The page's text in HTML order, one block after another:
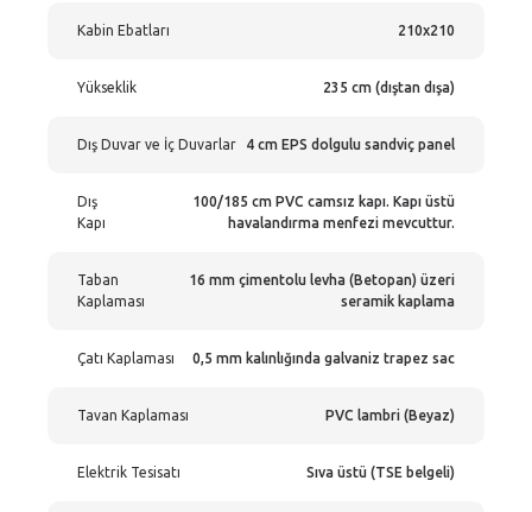
Kabin Ebatları 210x210
Yükseklik 235 cm (dıştan dışa)
Dış Duvar ve İç Duvarlar 4 cm EPS dolgulu sandviç panel
Dış
Kapı
100/185 cm PVC camsız kapı. Kapı üstü
havalandırma menfezi mevcuttur.
Taban
Kaplaması
16 mm çimentolu levha (Betopan) üzeri
seramik kaplama
Çatı Kaplaması 0,5 mm kalınlığında galvaniz trapez sac
Tavan Kaplaması PVC lambri (Beyaz)
Elektrik Tesisatı Sıva üstü (TSE belgeli)